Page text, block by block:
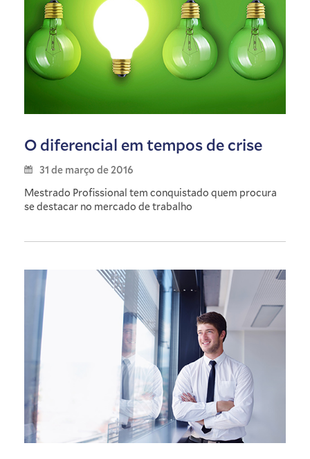
O diferencial em tempos de crise
31 de março de 2016
Mestrado Profissional tem conquistado quem procura
se destacar no mercado de trabalho